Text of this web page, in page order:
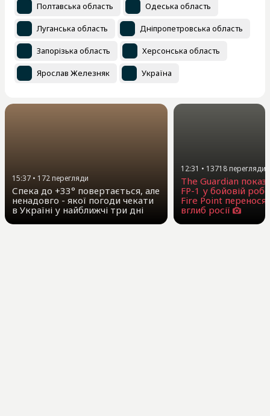
Полтавська область Одеська область
Луганська область Дніпропетровська область
Запорізька область Херсонська область
Ярослав Железняк Україна
15:37 • 172перегляди
Спека до +33° повертається, але
ненадовго - якої погоди чекати
в Україні у найближчі три дні
12:31 • 13718перегляди
The Guardian
FP-1 у бойовій
Fire Point
вглиб росії